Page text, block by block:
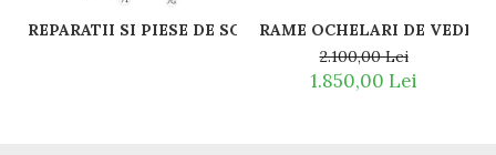
RAME OCHELARI DE
2.100,00 Lei
1.850,00 Lei